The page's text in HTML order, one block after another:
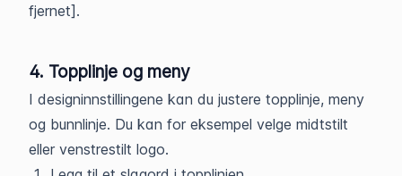
fjernet].
4. Topplinje og meny
I designinnstillingene kan du justere topplinje, meny
og bunnlinje. Du kan for eksempel velge midtstilt
eller venstrestilt logo.